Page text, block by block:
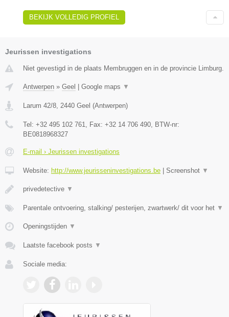
BEKIJK VOLLEDIG PROFIEL
Jeurissen investigations
Niet gevestigd in de plaats Membruggen en in de provincie Limburg.
Antwerpen » Geel | Google maps ▼
Larum 42/8 2440 Geel (Antwerpen)
Tel: +32 495 102 761 , Fax: +32 14 706 490 , BTW-nr:
BE0818968327
E-mail › Jeurissen investigations
Website: http://www.jeurisseninvestigations.be | Screenshot ▼
privedetective ▼
Parentale ontvoering, stalking/ pesterijen, zwartwerk/ dit voor het ▼
Openingstijden ▼
Laatste facebook posts ▼
Sociale media: